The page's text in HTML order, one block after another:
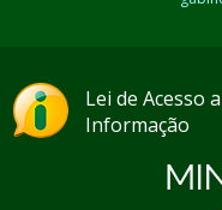
Lei de Acesso a
Informação